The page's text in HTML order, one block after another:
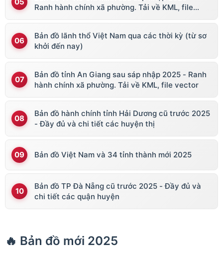
Ranh hành chính xã phường. Tải về KML, file
Bản đồ lãnh thổ Việt Nam qua các thời kỳ (từ sơ
khởi đến nay)
Bản đồ tỉnh An Giang sau sáp nhập 2025 - Ranh
hành chính xã phường. Tải về KML, file vector
Bản đồ hành chính tỉnh Hải Dương cũ trước 2025
- Đầy đủ và chi tiết các huyện thị
Bản đồ Việt Nam và 34 tỉnh thành mới 2025
Bản đồ TP Đà Nẵng cũ trước 2025 - Đầy đủ và
chi tiết các quận huyện
🔥 Bản đồ mới 2025